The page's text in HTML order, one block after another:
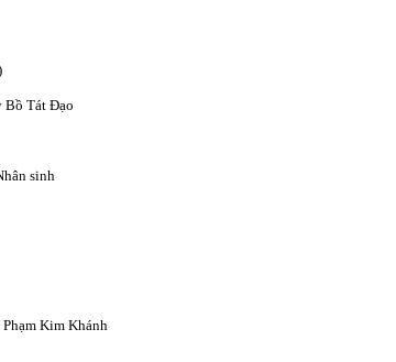
Bồ Tát Đạo
sinh
Kim Khánh